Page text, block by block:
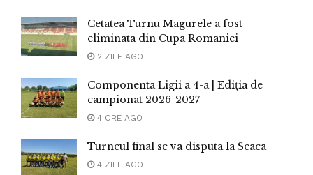
Cetatea Turnu Magurele a fost
eliminata din Cupa Romaniei
2 ZILE AGO
Componenta Ligii a 4-a | Ediția de
campionat 2026-2027
4 ORE AGO
Turneul final se va disputa la Seaca
4 ZILE AGO